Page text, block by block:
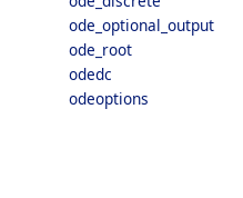
ode_optional_output
ode_root
odedc
odeoptions